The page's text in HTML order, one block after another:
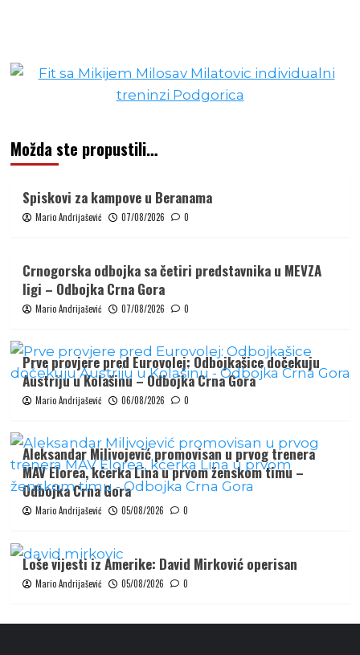
Možda ste propustili…
Spiskovi za kampove u Beranama
Mario Andrijašević 07/08/2026 0
Crnogorska odbojka sa četiri predstavnika u MEVZA
ligi – Odbojka Crna Gora
Mario Andrijašević 07/08/2026 0
Prve provjere pred Eurovolej: Odbojkašice dočekuju
Austriju u Kolašinu – Odbojka Crna Gora
Mario Andrijašević 06/08/2026 0
Aleksandar Milivojević promovisan u prvog trenera
MAV Elorea, kćerka Lina u prvom ženskom timu –
Odbojka Crna Gora
Mario Andrijašević 05/08/2026 0
Loše vijesti iz Amerike: David Mirković operisan
Mario Andrijašević 05/08/2026 0